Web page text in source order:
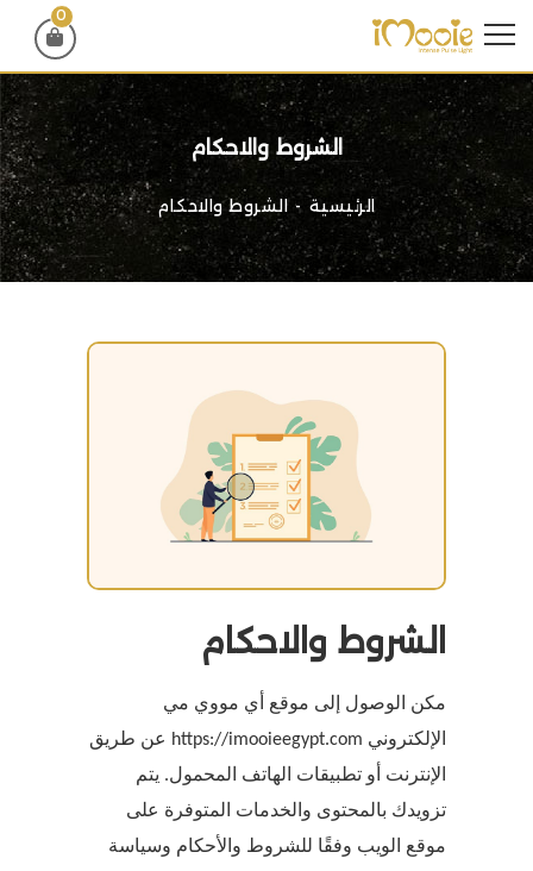
0
الشروط والاحكام
الرئيسية الشروط والاحكام
الشروط والاحكام
مكن الوصول إلى موقع أي مووي مي
الإلكتروني https://imooieegypt.com عن طريق
الإنترنت أو تطبيقات الهاتف المحمول. يتم
تزويدك بالمحتوى والخدمات المتوفرة على
موقع الويب وفقًا للشروط والأحكام وسياسة